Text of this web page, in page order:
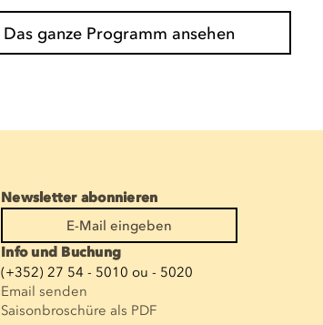
Das ganze Programm ansehen
Newsletter abonnieren
E-Mail eingeben
Info und Buchung
(+352) 27 54 - 5010 ou - 5020
Email senden
Saisonbroschüre als PDF